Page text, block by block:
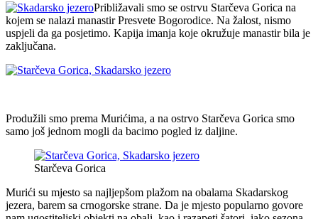
Približavali smo se ostrvu Starčeva Gorica na
kojem se nalazi manastir Presvete Bogorodice. Na žalost, nismo
uspjeli da ga posjetimo. Kapija imanja koje okružuje manastir bila je
zaključana.
Produžili smo prema Murićima, a na ostrvo Starčeva Gorica smo
samo još jednom mogli da bacimo pogled iz daljine.
Starčeva Gorica
Murići su mjesto sa najljepšom plažom na obalama Skadarskog
jezera, barem sa crnogorske strane. Da je mjesto popularno govore